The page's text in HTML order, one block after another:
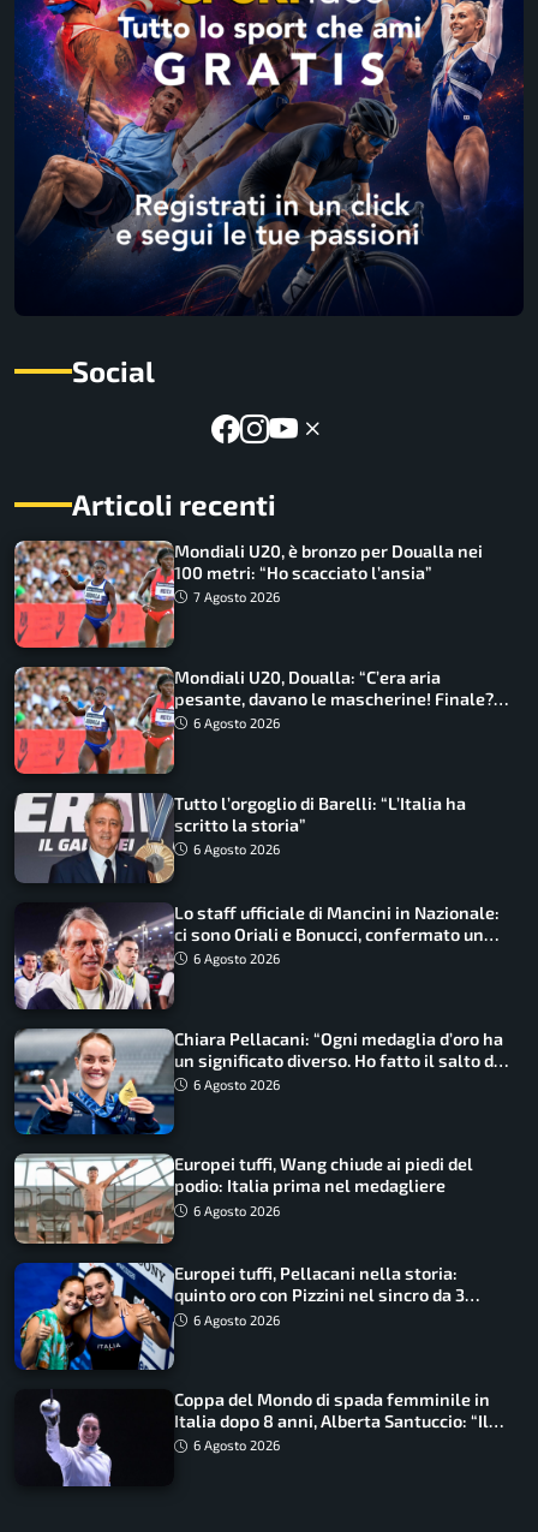
Social
Articoli recenti
Mondiali U20, è bronzo per Doualla nei
100 metri: “Ho scacciato l’ansia”
7 Agosto 2026
Mondiali U20, Doualla: “C’era aria
pesante, davano le mascherine! Finale?
Non ho nulla da perdere”
6 Agosto 2026
Tutto l’orgoglio di Barelli: “L’Italia ha
scritto la storia”
6 Agosto 2026
Lo staff ufficiale di Mancini in Nazionale:
ci sono Oriali e Bonucci, confermato un
ritorno
6 Agosto 2026
Chiara Pellacani: “Ogni medaglia d’oro ha
un significato diverso. Ho fatto il salto di
qualità”
6 Agosto 2026
Europei tuffi, Wang chiude ai piedi del
podio: Italia prima nel medagliere
6 Agosto 2026
Europei tuffi, Pellacani nella storia:
quinto oro con Pizzini nel sincro da 3
metri
6 Agosto 2026
Coppa del Mondo di spada femminile in
Italia dopo 8 anni, Alberta Santuccio: “Il
lavoro dà sempre i suoi frutti”
6 Agosto 2026